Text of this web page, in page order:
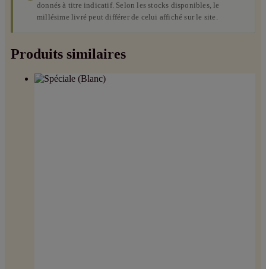
donnés à titre indicatif. Selon les stocks disponibles, le
millésime livré peut différer de celui affiché sur le site.
Produits similaires